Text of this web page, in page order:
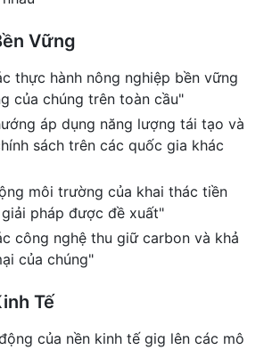
Vững
thực hành nông nghiệp bền vững
của chúng trên toàn cầu"
áp dụng năng lượng tái tạo và
sách trên các quốc gia khác
môi trường của khai thác tiền
pháp được đề xuất"
công nghệ thu giữ carbon và khả
của chúng"
Tế
của nền kinh tế gig lên các mô